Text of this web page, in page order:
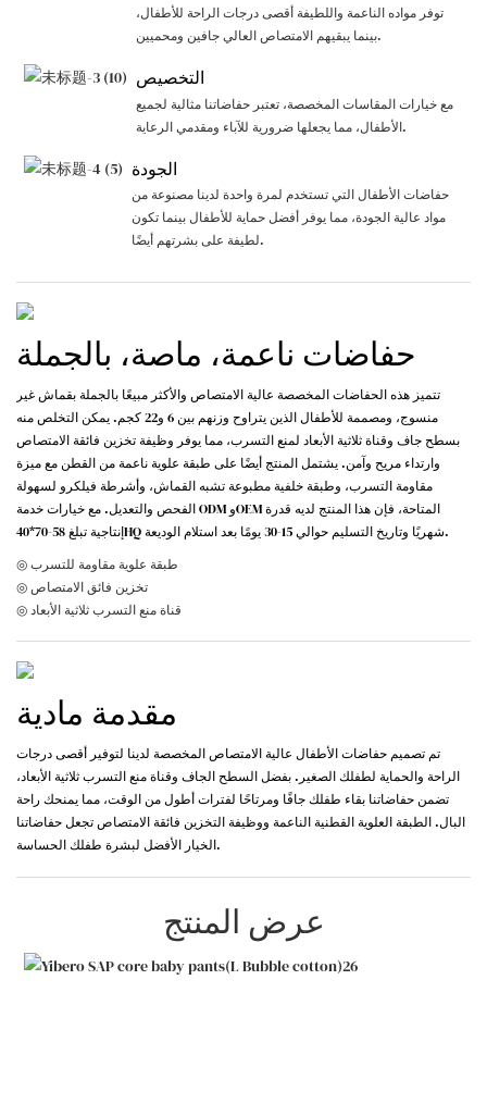
توفر مواده الناعمة واللطيفة أقصى درجات الراحة للأطفال،
بينما يبقيهم الامتصاص العالي جافين ومحميين.
التخصيص
مع خيارات المقاسات المخصصة، تعتبر حفاضاتنا مثالية لجميع
الأطفال، مما يجعلها ضرورية للآباء ومقدمي الرعاية.
الجودة
حفاضات الأطفال التي تستخدم لمرة واحدة لدينا مصنوعة من
مواد عالية الجودة، مما يوفر أفضل حماية للأطفال بينما تكون
لطيفة على بشرتهم أيضًا.
حفاضات ناعمة، ماصة، بالجملة
تتميز هذه الحفاضات المخصصة عالية الامتصاص والأكثر مبيعًا بالجملة بقماش غير
منسوج، ومصممة للأطفال الذين يتراوح وزنهم بين 6 و22 كجم. يمكن التخلص منه
بسطح جاف وقناة ثلاثية الأبعاد لمنع التسرب، مما يوفر وظيفة تخزين فائقة الامتصاص
وارتداء مريح وآمن. يشتمل المنتج أيضًا على طبقة علوية ناعمة من القطن مع ميزة
مقاومة التسرب، وطبقة خلفية مطبوعة تشبه القماش، وأشرطة فيلكرو لسهولة
الفحص والتعديل. مع خيارات خدمة ODM وOEM المتاحة، فإن هذا المنتج لديه قدرة
إنتاجية تبلغ 58-70*40HQ شهريًا وتاريخ التسليم حوالي 15-30 يومًا بعد استلام الوديعة.
◎ طبقة علوية مقاومة للتسرب
◎ تخزين فائق الامتصاص
◎ قناة منع التسرب ثلاثية الأبعاد
مقدمة مادية
تم تصميم حفاضات الأطفال عالية الامتصاص المخصصة لدينا لتوفير أقصى درجات
الراحة والحماية لطفلك الصغير. بفضل السطح الجاف وقناة منع التسرب ثلاثية الأبعاد،
تضمن حفاضاتنا بقاء طفلك جافًا ومرتاحًا لفترات أطول من الوقت، مما يمنحك راحة
البال. الطبقة العلوية القطنية الناعمة ووظيفة التخزين فائقة الامتصاص تجعل حفاضاتنا
الخيار الأفضل لبشرة طفلك الحساسة.
عرض المنتج